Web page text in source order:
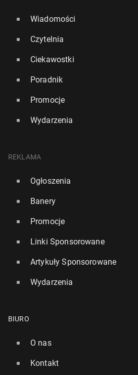
Wiadomości
Czytelnia
Ciekawostki
Poradnik
Promocje
Wydarzenia
REKLAMA
Ogłoszenia
Banery
Promocje
Linki Sponsorowane
Artykuły Sponsorowane
Wydarzenia
BIURO
O nas
Kontakt